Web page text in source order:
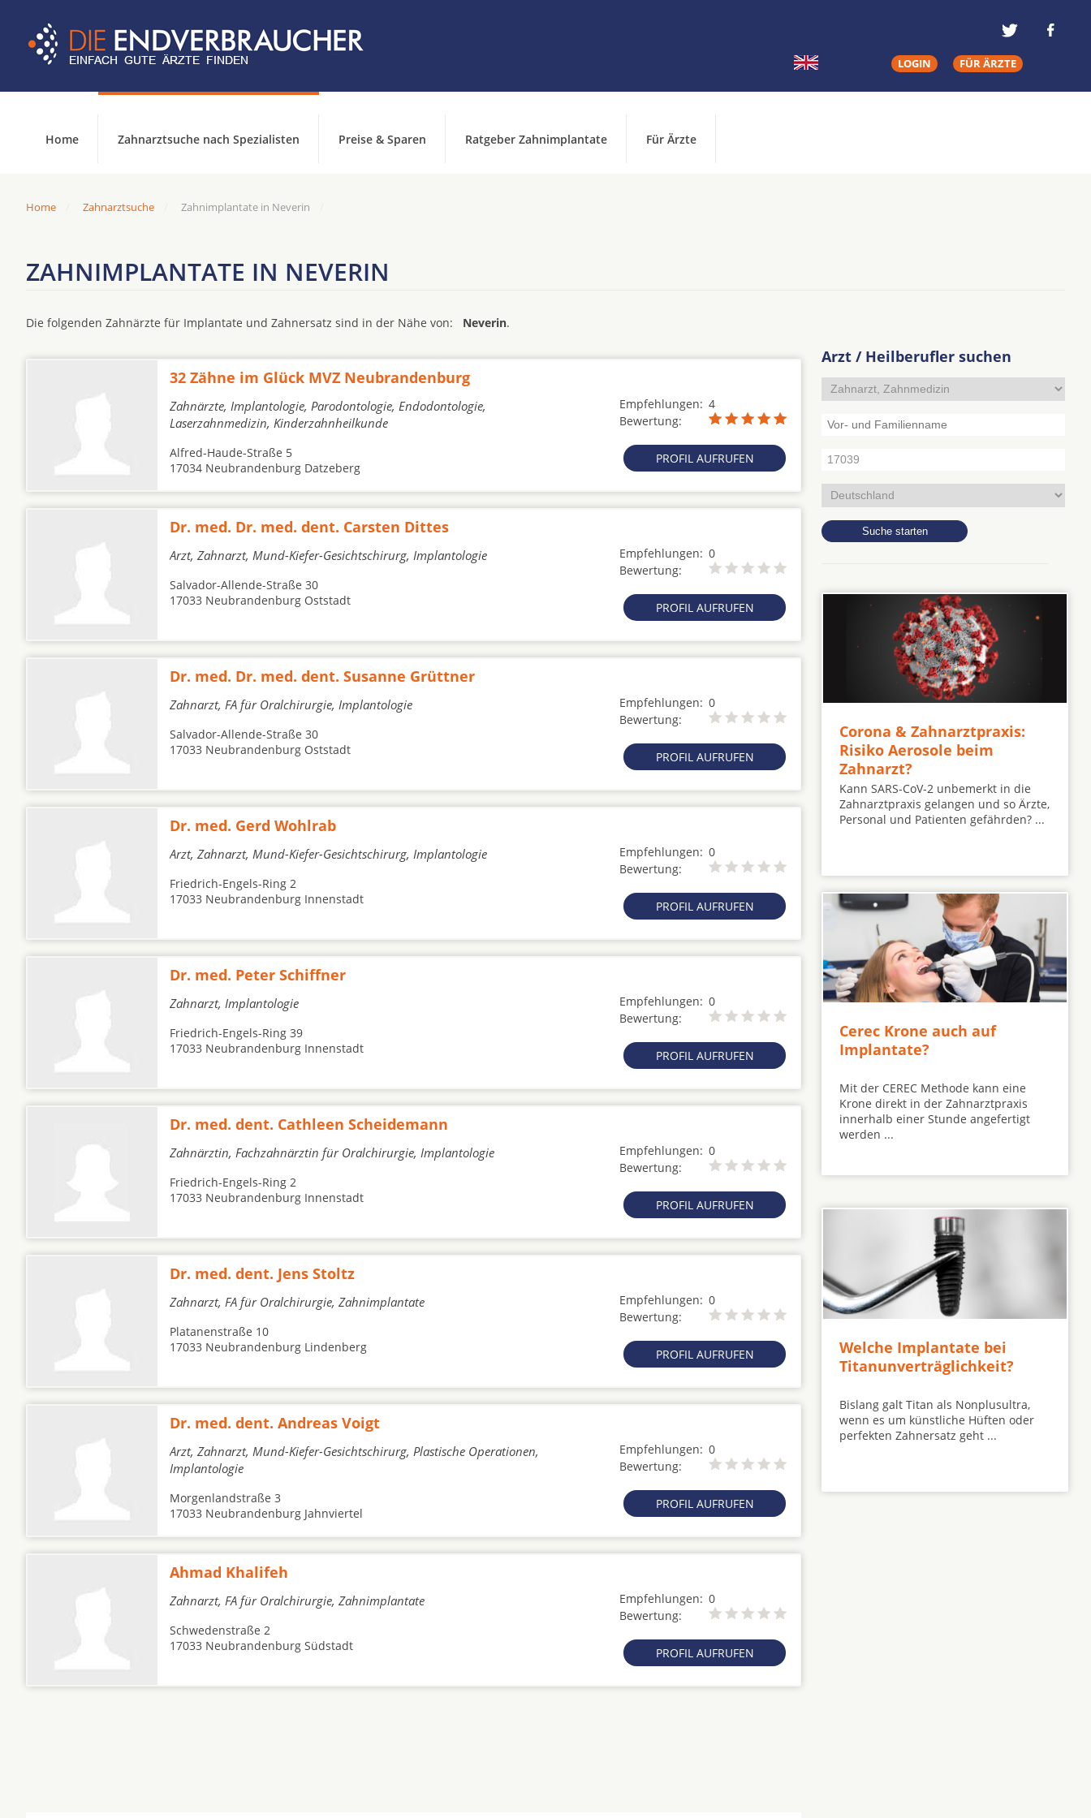
LOGIN FÜR ÄRZTE
Home Zahnarztsuche nach Spezialisten Preise & Sparen Ratgeber Zahnimplantate Für Ärzte
Home Zahnarztsuche Zahnimplantate in Neverin
ZAHNIMPLANTATE IN NEVERIN
Die folgenden Zahnärzte für Implantate und Zahnersatz sind in der Nähe von: Neverin.
32 Zähne im Glück MVZ Neubrandenburg
Zahnärzte, Implantologie, Parodontologie, Endodontologie,
Laserzahnmedizin, Kinderzahnheilkunde
Empfehlungen: 4
Bewertung:
PROFIL AUFRUFEN
Alfred-Haude-Straße 5
17034 Neubrandenburg Datzeberg
Dr. med. Dr. med. dent. Carsten Dittes
Arzt, Zahnarzt, Mund-Kiefer-Gesichtschirurg, Implantologie Empfehlungen: 0
Bewertung:
PROFIL AUFRUFEN
Salvador-Allende-Straße 30
17033 Neubrandenburg Oststadt
Dr. med. Dr. med. dent. Susanne Grüttner
Zahnarzt, FA für Oralchirurgie, Implantologie Empfehlungen: 0
Bewertung:
PROFIL AUFRUFEN
Salvador-Allende-Straße 30
17033 Neubrandenburg Oststadt
Dr. med. Gerd Wohlrab
Arzt, Zahnarzt, Mund-Kiefer-Gesichtschirurg, Implantologie Empfehlungen: 0
Bewertung:
PROFIL AUFRUFEN
Friedrich-Engels-Ring 2
17033 Neubrandenburg Innenstadt
Dr. med. Peter Schiffner
Zahnarzt, Implantologie Empfehlungen: 0
Bewertung:
PROFIL AUFRUFEN
Friedrich-Engels-Ring 39
17033 Neubrandenburg Innenstadt
Dr. med. dent. Cathleen Scheidemann
Zahnärztin, Fachzahnärztin für Oralchirurgie, Implantologie Empfehlungen: 0
Bewertung:
PROFIL AUFRUFEN
Friedrich-Engels-Ring 2
17033 Neubrandenburg Innenstadt
Dr. med. dent. Jens Stoltz
Zahnarzt, FA für Oralchirurgie, Zahnimplantate Empfehlungen: 0
Bewertung:
PROFIL AUFRUFEN
Platanenstraße 10
17033 Neubrandenburg Lindenberg
Dr. med. dent. Andreas Voigt
Arzt, Zahnarzt, Mund-Kiefer-Gesichtschirurg, Plastische Operationen,
Implantologie
Empfehlungen: 0
Bewertung:
PROFIL AUFRUFEN
Morgenlandstraße 3
17033 Neubrandenburg Jahnviertel
Ahmad Khalifeh
Zahnarzt, FA für Oralchirurgie, Zahnimplantate Empfehlungen: 0
Bewertung:
PROFIL AUFRUFEN
Schwedenstraße 2
17033 Neubrandenburg Südstadt
Arzt / Heilberufler suchen
Corona & Zahnarztpraxis:
Risiko Aerosole beim
Zahnarzt?
Kann SARS-CoV-2 unbemerkt in die
Zahnarztpraxis gelangen und so Ärzte,
Personal und Patienten gefährden? ...
Cerec Krone auch auf
Implantate?
Mit der CEREC Methode kann eine
Krone direkt in der Zahnarztpraxis
innerhalb einer Stunde angefertigt
werden ...
Welche Implantate bei
Titanunverträglichkeit?
Bislang galt Titan als Nonplusultra,
wenn es um künstliche Hüften oder
perfekten Zahnersatz geht ...